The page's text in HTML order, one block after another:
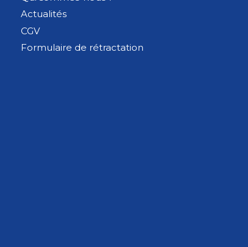
Actualités
CGV
Formulaire de rétractation